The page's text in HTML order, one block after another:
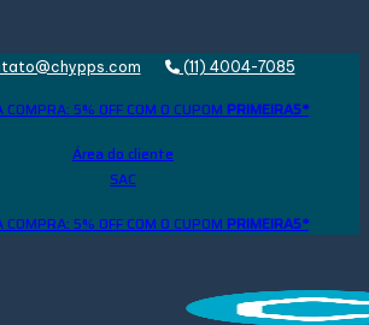
(11) 4004-7085
COMPRA: 5% OFF COM O CUPOM PRIMEIRA5*
Área do cliente
SAC
COMPRA: 5% OFF COM O CUPOM PRIMEIRA5*